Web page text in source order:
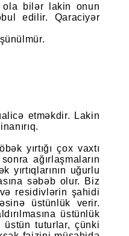
ola bilər lakin onun
edilir. Qaraciyər
etməkdir. Lakin
yırtığı çox vaxtı
ağırlaşmaların
uğurlu
səbəb olur. Biz
residivlərin şahidi
üstünlük verir.
üstünlük
üstün tuturlar, çünki